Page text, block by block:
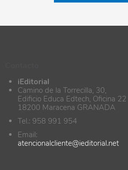
iEditorial
Camino de la Torrecilla, 30,
Edificio Educa Edtech, Oficina 22
18200 Maracena GRANADA
Tel.: 958 991 954
Email:
atencionalcliente@ieditorial.net